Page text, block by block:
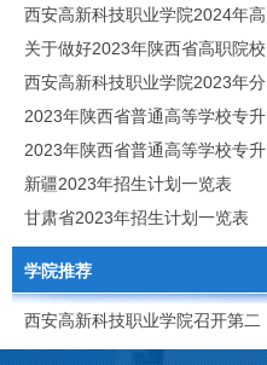
类招生专业及计划
西安高新科技职业学院2024年高
职分类招生章程
关于做好2023年陕西省高职院校
分类考试工作的通知
西安高新科技职业学院2023年分
类考试招生简章
2023年陕西省普通高等学校专升
本招生专业目录
2023年陕西省普通高等学校专升
本招生专业课考核科目
新疆2023年招生计划一览表
甘肃省2023年招生计划一览表
学院推荐
西安高新科技职业学院召开第二
次党代会